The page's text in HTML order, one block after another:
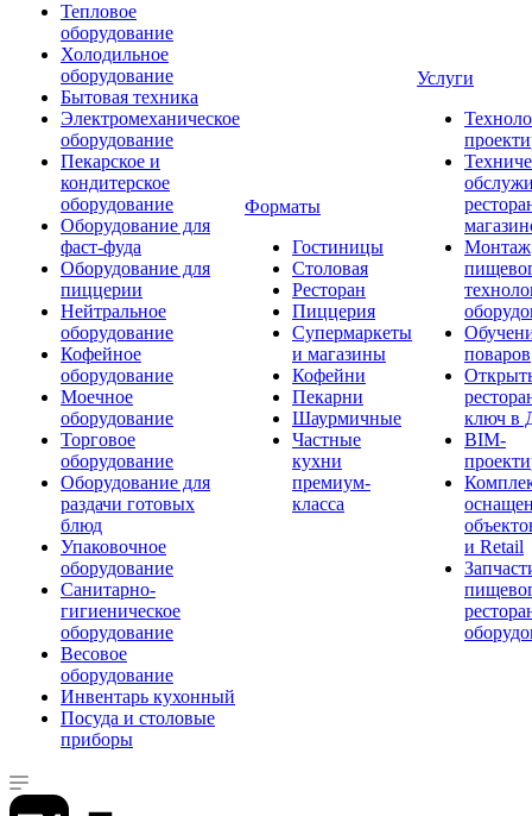
Тепловое
оборудование
Холодильное
оборудование
Бытовая техника
Электромеханическое
оборудование
Пекарское и
кондитерское
оборудование
Оборудование для
фаст-фуда
Оборудование для
пиццерии
Нейтральное
оборудование
Кофейное
оборудование
Моечное
оборудование
Торговое
оборудование
Оборудование для
раздачи готовых
блюд
Упаковочное
оборудование
Санитарно-
гигиеническое
оборудование
Весовое
оборудование
Инвентарь кухонный
Посуда и столовые
приборы
Форматы
Гостиницы
Столовая
Ресторан
Пиццерия
Супермаркеты
и магазины
Кофейни
Пекарни
Шаурмичные
Частные
кухни
премиум-
класса
Услуги
Монтаж
поваров
ключ в
BIM-
и Retail